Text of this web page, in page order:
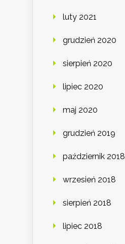
luty 2021
grudzień 2020
sierpień 2020
lipiec 2020
maj 2020
grudzień 2019
październik 2018
wrzesień 2018
sierpień 2018
lipiec 2018